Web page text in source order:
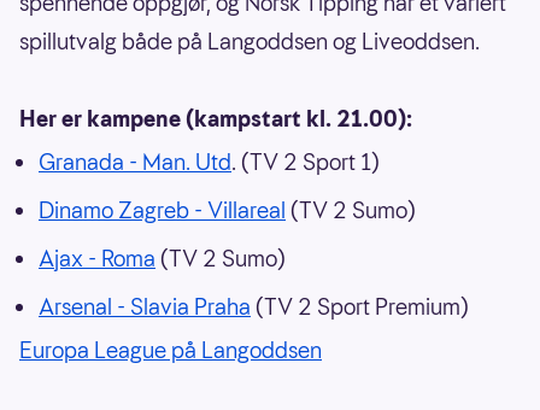
spillutvalg både på Langoddsen og Liveoddsen.
Her er kampene (kampstart kl. 21.00):
Granada - Man. Utd. (TV 2 Sport 1)
Dinamo Zagreb - Villareal (TV 2 Sumo)
Ajax - Roma (TV 2 Sumo)
Arsenal - Slavia Praha (TV 2 Sport Premium)
Europa League på Langoddsen